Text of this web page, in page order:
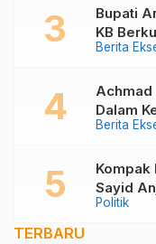
Berita
Bupati
KB
Berita
Achmad
Dalam
PKB,
Politik
Kompak
Sayid
TERBARU